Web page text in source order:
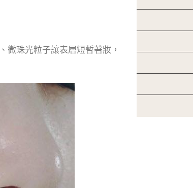
微珠光粒子讓表層短暫著妝，